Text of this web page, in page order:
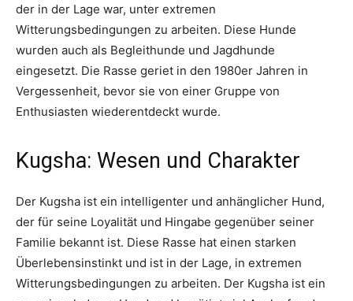
der in der Lage war, unter extremen
Witterungsbedingungen zu arbeiten. Diese Hunde
wurden auch als Begleithunde und Jagdhunde
eingesetzt. Die Rasse geriet in den 1980er Jahren in
Vergessenheit, bevor sie von einer Gruppe von
Enthusiasten wiederentdeckt wurde.
Kugsha: Wesen und Charakter
Der Kugsha ist ein intelligenter und anhänglicher Hund,
der für seine Loyalität und Hingabe gegenüber seiner
Familie bekannt ist. Diese Rasse hat einen starken
Überlebensinstinkt und ist in der Lage, in extremen
Witterungsbedingungen zu arbeiten. Der Kugsha ist ein